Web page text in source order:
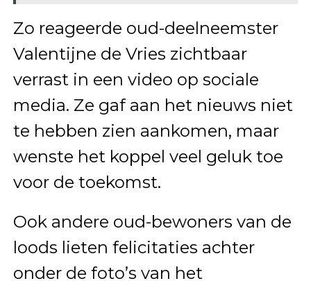
Zo reageerde oud-deelneemster
Valentijne de Vries zichtbaar
verrast in een video op sociale
media. Ze gaf aan het nieuws niet
te hebben zien aankomen, maar
wenste het koppel veel geluk toe
voor de toekomst.
Ook andere oud-bewoners van de
loods lieten felicitaties achter
onder de foto’s van het